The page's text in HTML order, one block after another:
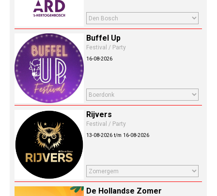
Buffel Up
Festival / Party
16-08-2026
Rijvers
Festival / Party
13-08-2026 t/m 16-08-2026
De Hollandse Zomer